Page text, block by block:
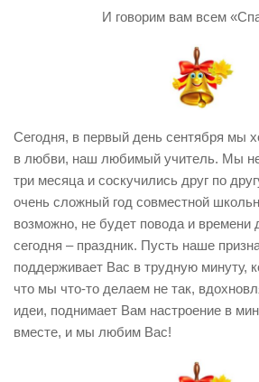
И говорим вам всем
Сегодня, в первый день сентября мы
в любви, наш любимый учитель. Мы
три месяца и соскучились друг по
очень сложный год совместной
возможно, не будет повода и времени
сегодня – праздник. Пусть наше
поддерживает Вас в трудную минуту,
что мы что-то делаем не так,
идеи, поднимает Вам настроение в
вместе, и мы любим Вас!